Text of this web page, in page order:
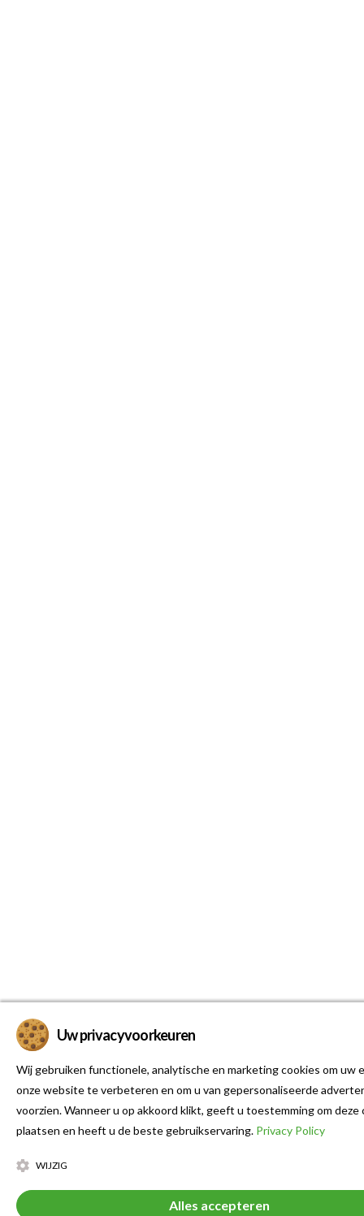
Uw privacyvoorkeuren
Wij gebruiken functionele, analytische en marketing cookies om uw
onze website te verbeteren en om u van gepersonaliseerde
voorzien. Wanneer u op akkoord klikt, geeft u toestemming om deze
plaatsen en heeft u de beste gebruikservaring. Privacy Policy
WIJZIG
Alles accepteren